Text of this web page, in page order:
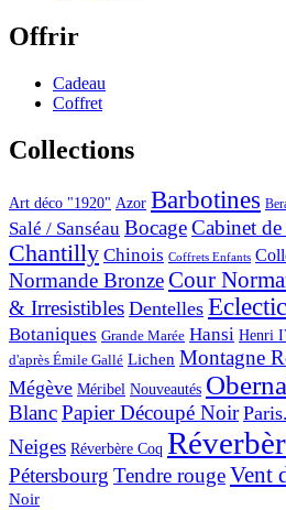
Offrir
Cadeau
Coffret
Collections
Art déco "1920" Azor Barbotines
Salé / Sanséau BocageCabinet
Chantilly Chinois Coffrets Enfants
Normande BronzeCour
& Irresistibles Dentelles
Botaniques Grande Marée Hansi Henri
d'après Émile Gallé Lichen Montagne
Mégève Méribel Nouveautés
BlancPapier Découpé Noir
Neiges Réverbère Coq
Pétersbourg Tendre rougeVent
Noir